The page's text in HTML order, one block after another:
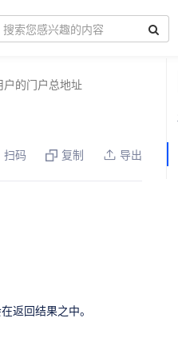
户的门户总地址
扫码 复制 导出
返回结果之中。